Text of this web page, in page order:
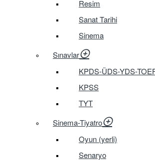
Resim
Sanat Tarihi
Sinema
Sınavlar
KPDS-ÜDS-YDS-
KPSS
TYT
Sinema-Tiyatro
Oyun (yerli)
Senaryo